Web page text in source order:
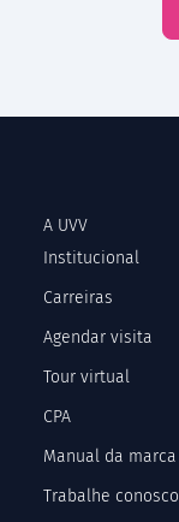
A UVV
Institucional
Carreiras
Agendar visita
Tour virtual
CPA
Manual da marca
Trabalhe conosco